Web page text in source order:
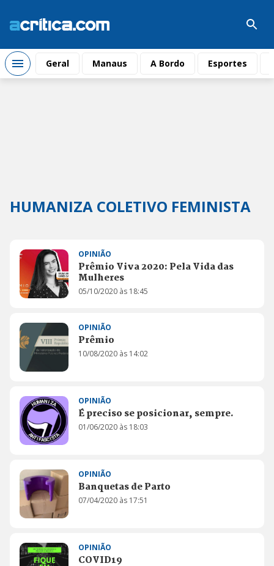
Geral Manaus A Bordo Esportes
HUMANIZA COLETIVO FEMINISTA
OPINIÃO
Prêmio Viva 2020: Pela Vida das
Mulheres
05/10/2020 às 18:45
OPINIÃO
Prêmio
10/08/2020 às 14:02
OPINIÃO
É preciso se posicionar, sempre.
01/06/2020 às 18:03
OPINIÃO
Banquetas de Parto
07/04/2020 às 17:51
OPINIÃO
COVID19